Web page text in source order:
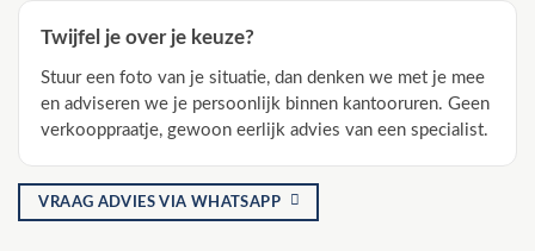
Twijfel je over je keuze?
Stuur een foto van je situatie, dan denken we met je mee
en adviseren we je persoonlijk binnen kantooruren. Geen
verkooppraatje, gewoon eerlijk advies van een specialist.
VRAAG ADVIES VIA WHATSAPP